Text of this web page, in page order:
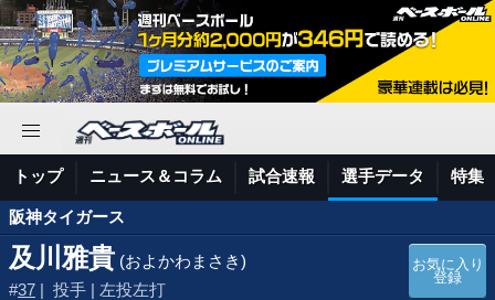
トップ ニュース＆コラム 試合速報 選手データ 特集
阪神タイガース
及川雅貴 (およかわまさき)
#37 | 投手 | 左投左打
お気に入り
登録